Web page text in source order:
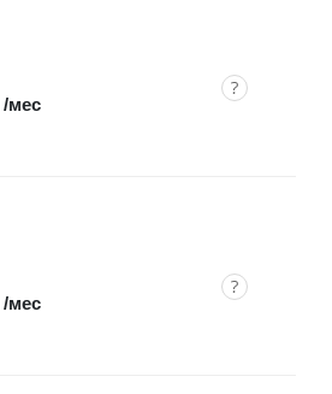
/мес
/мес